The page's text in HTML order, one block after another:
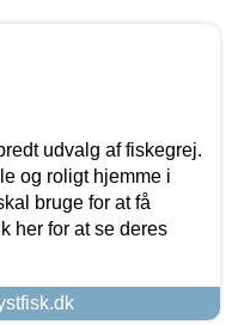
udvalg af fiskegrej.
og roligt hjemme i
bruge for at få
her for at se deres